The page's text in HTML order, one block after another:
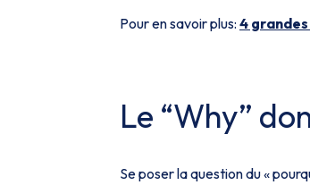
Pour en savoir plus: 4
Le “Why”
Se poser la question du «